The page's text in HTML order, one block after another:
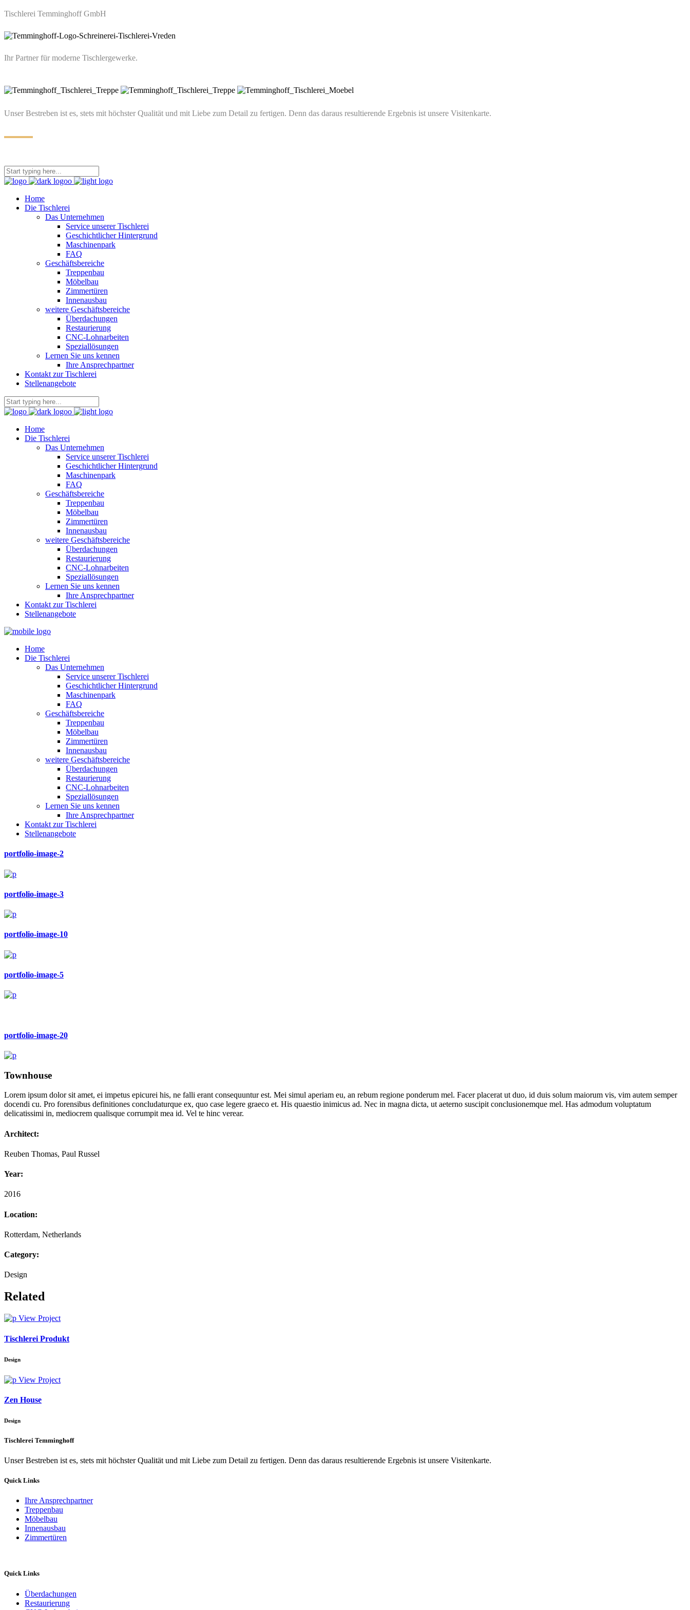
Tischlerei Temminghoff GmbH
Ihr Partner für moderne Tischlergewerke.
Unser Bestreben ist es, stets mit höchster Qualität und mit Liebe zum Detail zu fertigen. Denn das daraus resultierende Ergebnis ist unsere Visitenkarte.
Home
Die Tischlerei
Das Unternehmen
Service unserer Tischlerei
Geschichtlicher Hintergrund
Maschinenpark
FAQ
Geschäftsbereiche
Treppenbau
Möbelbau
Zimmertüren
Innenausbau
weitere Geschäftsbereiche
Überdachungen
Restaurierung
CNC-Lohnarbeiten
Speziallösungen
Lernen Sie uns kennen
Ihre Ansprechpartner
Kontakt zur Tischlerei
Stellenangebote
Home
Die Tischlerei
Das Unternehmen
Service unserer Tischlerei
Geschichtlicher Hintergrund
Maschinenpark
FAQ
Geschäftsbereiche
Treppenbau
Möbelbau
Zimmertüren
Innenausbau
weitere Geschäftsbereiche
Überdachungen
Restaurierung
CNC-Lohnarbeiten
Speziallösungen
Lernen Sie uns kennen
Ihre Ansprechpartner
Kontakt zur Tischlerei
Stellenangebote
Home
Die Tischlerei
Das Unternehmen
Service unserer Tischlerei
Geschichtlicher Hintergrund
Maschinenpark
FAQ
Geschäftsbereiche
Treppenbau
Möbelbau
Zimmertüren
Innenausbau
weitere Geschäftsbereiche
Überdachungen
Restaurierung
CNC-Lohnarbeiten
Speziallösungen
Lernen Sie uns kennen
Ihre Ansprechpartner
Kontakt zur Tischlerei
Stellenangebote
portfolio-image-2
portfolio-image-3
portfolio-image-10
portfolio-image-5
portfolio-image-20
Townhouse
Lorem ipsum dolor sit amet, ei impetus epicurei his, ne falli erant consequuntur est. Mei simul aperiam eu, an rebum regione ponderum mel. Facer placerat ut duo, id duis solum maiorum vis, vim autem semper
docendi cu. Pro forensibus definitiones concludaturque ex, quo case legere graeco et. His quaestio inimicus ad. Nec in magna dicta, ut aeterno suscipit conclusionemque mel. Has admodum voluptatum
delicatissimi in, mediocrem qualisque corrumpit mea id. Vel te hinc verear.
Architect:
Reuben Thomas, Paul Russel
Year:
2016
Location:
Rotterdam, Netherlands
Category:
Design
Related
View Project
Tischlerei Produkt
Design
View Project
Zen House
Design
Tischlerei Temminghoff
Unser Bestreben ist es, stets mit höchster Qualität und mit Liebe zum Detail zu fertigen. Denn das daraus resultierende Ergebnis ist unsere Visitenkarte.
Quick Links
Ihre Ansprechpartner
Treppenbau
Möbelbau
Innenausbau
Zimmertüren
Quick Links
Überdachungen
Restaurierung